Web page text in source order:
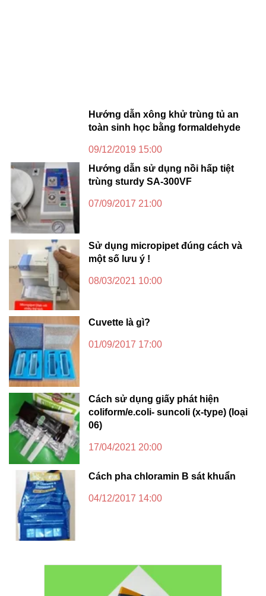
Hướng dẫn xông khử trùng tủ an
toàn sinh học bằng formaldehyde
09/12/2019 15:00
Hướng dẫn sử dụng nồi hấp tiệt
trùng sturdy SA-300VF
07/09/2017 21:00
Sử dụng micropipet đúng cách và
một số lưu ý !
08/03/2021 10:00
Cuvette là gì?
01/09/2017 17:00
Cách sử dụng giấy phát hiện
coliform/e.coli- suncoli (x-type) (loại
06)
17/04/2021 20:00
Cách pha chloramin B sát khuẩn
04/12/2017 14:00